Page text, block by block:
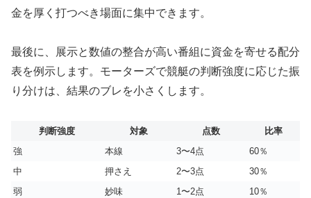
金を厚く打つべき場面に集中できます。
最後に、展示と数値の整合が高い番組に資金を寄せる配分
表を例示します。モーターズで競艇の判断強度に応じた振
り分けは、結果のブレを小さくします。
判断強度 対象 点数
比率
強
本線 3〜4点
60％
中
押さえ 2〜3点
30％
弱
妙味 1〜2点 10％